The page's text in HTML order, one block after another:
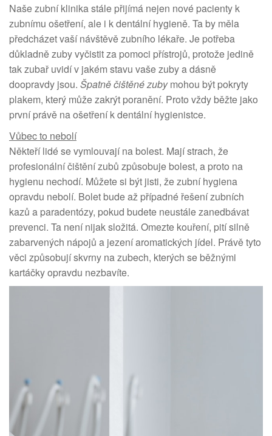
Naše zubní klinika stále přijímá nejen nové pacienty k
zubnímu ošetření, ale i k dentální hygieně. Ta by měla
předcházet vaší návštěvě zubního lékaře. Je potřeba
důkladně zuby vyčistit za pomoci přístrojů, protože jedině
tak zubař uvidí v jakém stavu vaše zuby a dásně
doopravdy jsou. Špatně čištěné zubymohou být pokryty
plakem, který může zakrýt poranění. Proto vždy běžte jako
první právě na ošetření k dentální hygienistce.
Vůbec to nebolí
Někteří lidé se vymlouvají na bolest. Mají strach, že
profesionální čištění zubů způsobuje bolest, a proto na
hygienu nechodí. Můžete si být jisti, že zubní hygiena
opravdu nebolí. Bolet bude až případné řešení zubních
kazů a paradentózy, pokud budete neustále zanedbávat
prevenci. Ta není nijak složitá. Omezte kouření, pití silně
zabarvených nápojů a jezení aromatických jídel. Právě tyto
věci způsobují skvrny na zubech, kterých se běžnými
kartáčky opravdu nezbavíte.